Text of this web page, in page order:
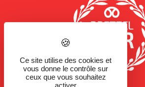
Ce site utilise des cookies et
vous donne le contrôle sur
ceux que vous souhaitez
activer